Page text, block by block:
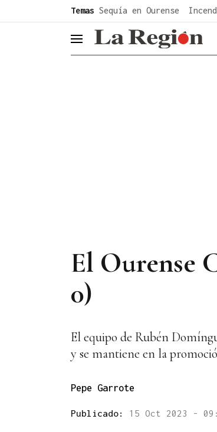
Temas Sequía en Ourense
header.menu.open
El Ourense
0)
El equipo de Rubén
y se mantiene en la
Pepe Garrote
Publicado: 15 Oct 2023 -